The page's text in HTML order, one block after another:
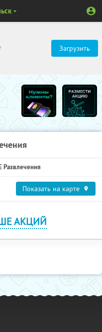
Загрузить
Развлечения
Показать на карте
АКЦИЙ